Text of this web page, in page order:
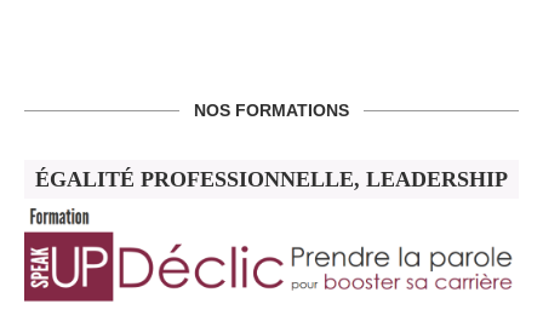
NOS FORMATIONS
ÉGALITÉ PROFESSIONNELLE, LEADERSHIP